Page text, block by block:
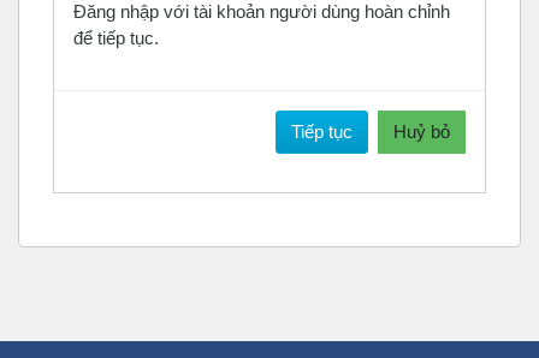
Đăng nhập với tài khoản người dùng hoàn chỉnh
để tiếp tục.
Tiếp tục Huỷ bỏ